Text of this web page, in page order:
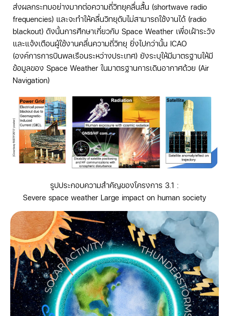
ส่งผลกระทบอย่างมากต่อความถี่วิทยุคลื่นสั้น (shortwave radio
frequencies) และจะทำให้คลื่นวิทยุดับไม่สามารถใช้งานได้ (radio
blackout) ดังนั้นการศึกษาเกี่ยวกับ Space Weather เพื่อเฝ้าระวัง
และแจ้งเตือนผู้ใช้งานคลื่นความถี่วิทยุ ยิ่งไปกว่านั้น ICAO
(องค์การการบินพลเรือนระหว่างประเทศ) ยังระบุให้มีมาตรฐานให้มี
ข้อมูลของ Space Weather ในมาตรฐานการเดินอากาศด้วย (Air
Navigation)
รูปประกอบความสำคัญของโครงการ 3.1 :
Severe space weather Large impact on human society